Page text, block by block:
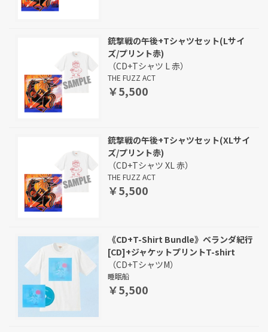
銃撃戦の午後+Tシャツセット(Lサイ
ズ/プリント赤)
（CD+Tシャツ L 赤）
THE FUZZ ACT
￥5,500
銃撃戦の午後+Tシャツセット(XLサイ
ズ/プリント赤)
（CD+Tシャツ XL 赤）
THE FUZZ ACT
￥5,500
《CD+T-Shirt Bundle》ベランダ紀行
[CD]+ジャケットプリントT-shirt
（CD+TシャツM）
睡眠船
￥5,500